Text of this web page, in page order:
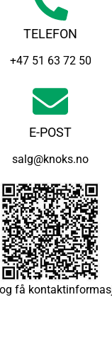
TELEFON
+47 51 63 72 50
E-POST
salg@knoks.no
få